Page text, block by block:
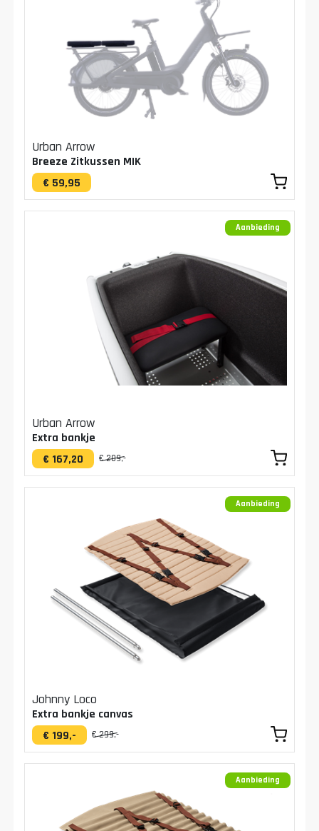
Urban Arrow
Breeze Zitkussen MIK
€ 59,95
Aanbieding
Urban Arrow
Extra bankje
€ 167,20
€ 209,-
Aanbieding
Johnny Loco
Extra bankje canvas
€ 199,-
€ 299,-
Aanbieding